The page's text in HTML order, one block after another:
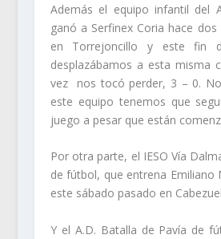
Además el equipo infantil del
ganó a Serfinex Coria hace
en Torrejoncillo y este fin
desplazábamos a esta misma
vez nos tocó perder, 3 – 0.
este equipo tenemos que
juego a pesar que están
Por otra parte, el IESO Vía
de fútbol, que entrena Emiliano
este sábado pasado en
Y el A.D. Batalla de Pavía de